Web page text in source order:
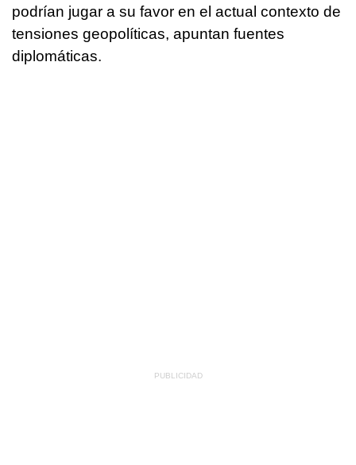
podrían jugar a su favor en el actual contexto de
tensiones geopolíticas, apuntan fuentes
diplomáticas.